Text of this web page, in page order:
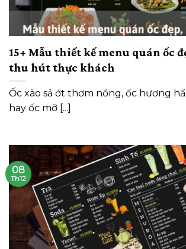
15+ Mẫu thiết kế menu quán ốc
thu hút thực khách
Ốc xào sả ớt thơm nồng, ốc hương
hay ốc mỡ [...]
08
Th12